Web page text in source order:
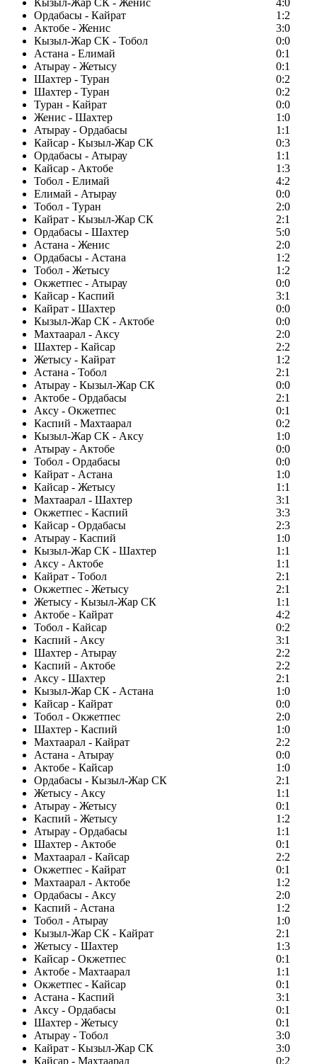
Кызыл-Жар СК - Женис
4:0
Ордабасы - Кайрат
1:2
Актобе - Женис
3:0
Кызыл-Жар СК - Тобол
0:0
Астана - Елимай
0:1
Атырау - Жетысу
0:1
Шахтер - Туран
0:2
Шахтер - Туран
0:2
Туран - Кайрат
0:0
Женис - Шахтер
1:0
Атырау - Ордабасы
1:1
Кайсар - Кызыл-Жар СК
0:3
Ордабасы - Атырау
1:1
Кайсар - Актобе
1:3
Тобол - Елимай
4:2
Елимай - Атырау
0:0
Тобол - Туран
2:0
Кайрат - Кызыл-Жар СК
2:1
Ордабасы - Шахтер
5:0
Астана - Женис
2:0
Ордабасы - Астана
1:2
Тобол - Жетысу
1:2
Окжетпес - Атырау
0:0
Кайсар - Каспий
3:1
Кайрат - Шахтер
0:0
Кызыл-Жар СК - Актобе
0:0
Махтаарал - Аксу
2:0
Шахтер - Кайсар
2:2
Жетысу - Кайрат
1:2
Астана - Тобол
2:1
Атырау - Кызыл-Жар СК
0:0
Актобе - Ордабасы
2:1
Аксу - Окжетпес
0:1
Каспий - Махтаарал
0:2
Кызыл-Жар СК - Аксу
1:0
Атырау - Актобе
0:0
Тобол - Ордабасы
0:0
Кайрат - Астана
1:0
Кайсар - Жетысу
1:1
Махтаарал - Шахтер
3:1
Окжетпес - Каспий
3:3
Кайсар - Ордабасы
2:3
Атырау - Каспий
1:0
Кызыл-Жар СК - Шахтер
1:1
Аксу - Актобе
1:1
Кайрат - Тобол
2:1
Окжетпес - Жетысу
2:1
Жетысу - Кызыл-Жар СК
1:1
Актобе - Кайрат
4:2
Тобол - Кайсар
0:2
Каспий - Аксу
3:1
Шахтер - Атырау
2:2
Каспий - Актобе
2:2
Аксу - Шахтер
2:1
Кызыл-Жар СК - Астана
1:0
Кайсар - Кайрат
0:0
Тобол - Окжетпес
2:0
Шахтер - Каспий
1:0
Махтаарал - Кайрат
2:2
Астана - Атырау
0:0
Актобе - Кайсар
1:0
Ордабасы - Кызыл-Жар СК
2:1
Жетысу - Аксу
1:1
Атырау - Жетысу
0:1
Каспий - Жетысу
1:2
Атырау - Ордабасы
1:1
Шахтер - Актобе
0:1
Махтаарал - Кайсар
2:2
Окжетпес - Кайрат
0:1
Махтаарал - Актобе
1:2
Ордабасы - Аксу
2:0
Каспий - Астана
1:2
Тобол - Атырау
1:0
Кызыл-Жар СК - Кайрат
2:1
Жетысу - Шахтер
1:3
Кайсар - Окжетпес
0:1
Актобе - Махтаарал
1:1
Окжетпес - Кайсар
0:1
Астана - Каспий
3:1
Аксу - Ордабасы
0:1
Шахтер - Жетысу
0:1
Атырау - Тобол
3:0
Кайрат - Кызыл-Жар СК
3:0
Кайсар - Махтаарал
0:2